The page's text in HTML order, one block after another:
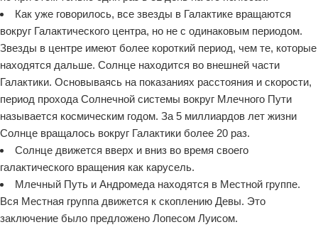
Как уже говорилось, все звезды в Галактике вращаются
вокруг Галактического центра, но не с одинаковым периодом.
Звезды в центре имеют более короткий период, чем те, которые
находятся дальше. Солнце находится во внешней части
Галактики. Основываясь на показаниях расстояния и скорости,
период прохода Солнечной системы вокруг Млечного Пути
называется космическим годом. За 5 миллиардов лет жизни
Солнце вращалось вокруг Галактики более 20 раз.
Солнце движется вверх и вниз во время своего
галактического вращения как карусель.
Млечный Путь и Андромеда находятся в Местной группе.
Вся Местная группа движется к скоплению Девы. Это
заключение было предложено Лопесом Луисом.